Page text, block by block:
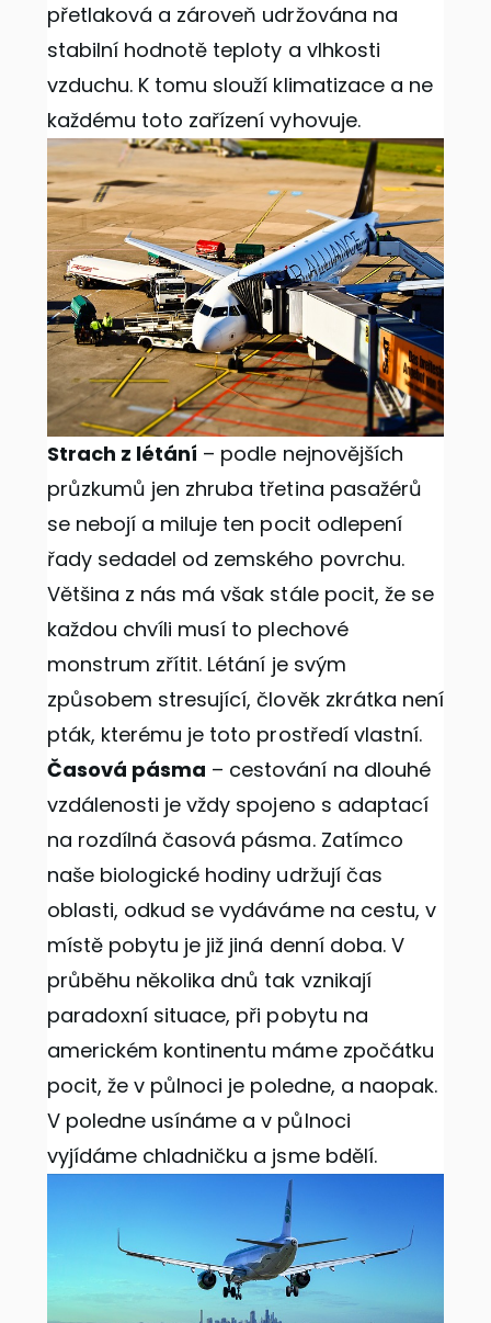
přetlaková a zároveň udržována na
stabilní hodnotě teploty a vlhkosti
vzduchu. K tomu slouží klimatizace a ne
každému toto zařízení vyhovuje.
Strach z létání – podle nejnovějších
průzkumů jen zhruba třetina pasažérů
se nebojí a miluje ten pocit odlepení
řady sedadel od zemského povrchu.
Většina z nás má však stále pocit, že se
každou chvíli musí to plechové
monstrum zřítit. Létání je svým
způsobem stresující, člověk zkrátka není
pták, kterému je toto prostředí vlastní.
Časová pásma – cestování na dlouhé
vzdálenosti je vždy spojeno s adaptací
na rozdílná časová pásma. Zatímco
naše biologické hodiny udržují čas
oblasti, odkud se vydáváme na cestu, v
místě pobytu je již jiná denní doba. V
průběhu několika dnů tak vznikají
paradoxní situace, při pobytu na
americkém kontinentu máme zpočátku
pocit, že v půlnoci je poledne, a naopak.
V poledne usínáme a v půlnoci
vyjídáme chladničku a jsme bdělí.